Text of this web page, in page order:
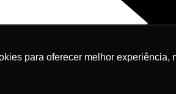
para oferecer melhor